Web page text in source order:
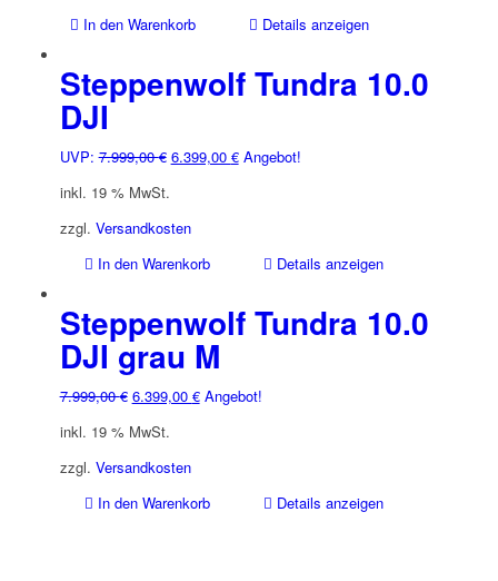
In den Warenkorb
Details anzeigen
Steppenwolf Tundra 10.0
DJI
UVP: 7.999,00€ Ursprünglicher
7.999,00 €
6.399,00 €Aktueller
Angebot!
inkl. 19 % MwSt.
zzgl. Versandkosten
In den Warenkorb
Details anzeigen
Steppenwolf Tundra 10.0
DJI grau M
7.999,00€ Ursprünglicher
war:
7.999,00 €
6.399,00 €Aktueller
Angebot!
inkl. 19 % MwSt.
zzgl. Versandkosten
In den Warenkorb
Details anzeigen